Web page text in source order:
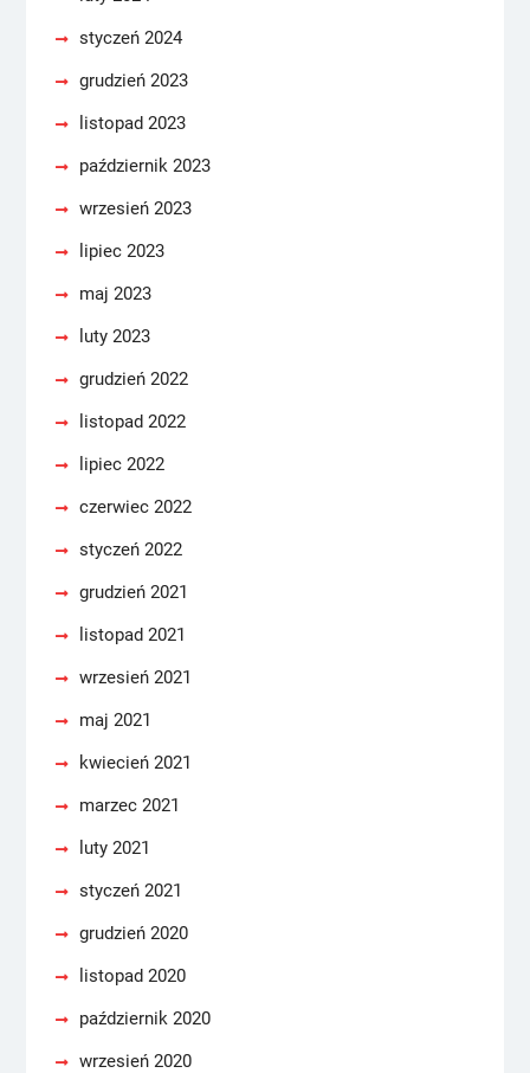
styczeń 2024
grudzień 2023
listopad 2023
październik 2023
wrzesień 2023
lipiec 2023
maj 2023
luty 2023
grudzień 2022
listopad 2022
lipiec 2022
czerwiec 2022
styczeń 2022
grudzień 2021
listopad 2021
wrzesień 2021
maj 2021
kwiecień 2021
marzec 2021
luty 2021
styczeń 2021
grudzień 2020
listopad 2020
październik 2020
wrzesień 2020